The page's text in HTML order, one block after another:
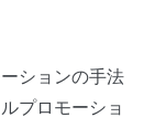
ションの手法
プロモーショ